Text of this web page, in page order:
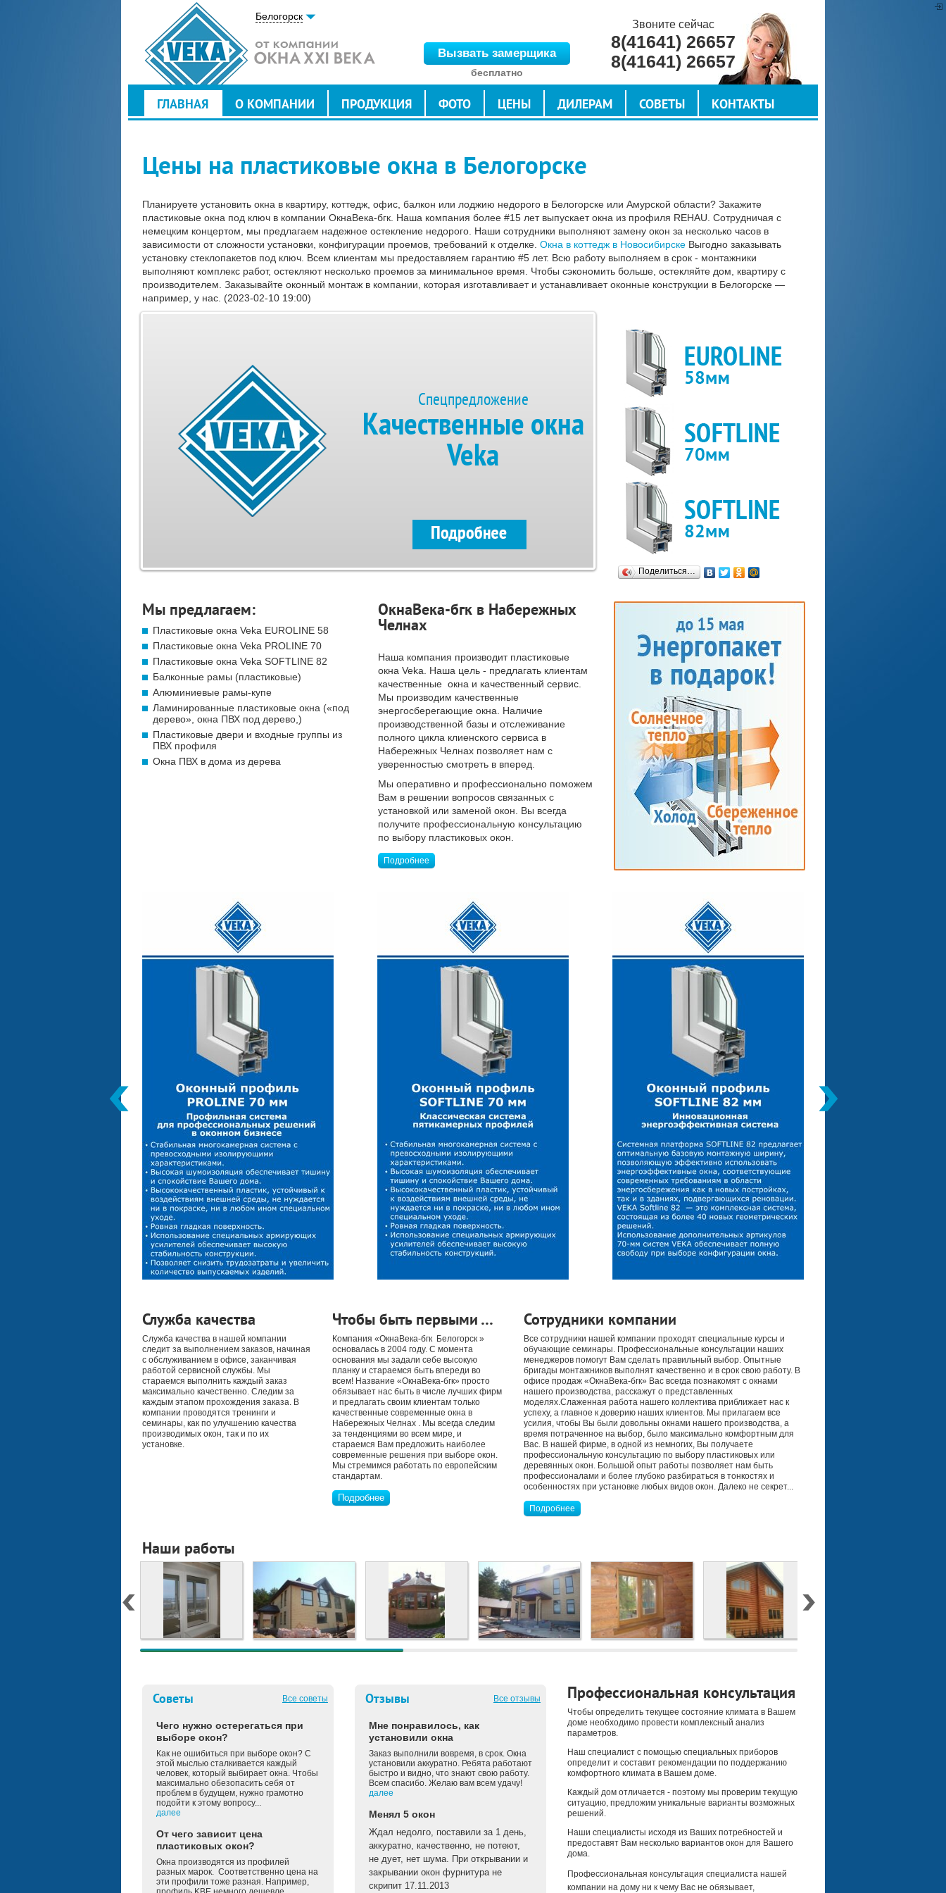
Белогорск
Звоните сейчас
8(41641) 26657
8(41641) 26657
Вызвать замерщика
бесплатно
ГЛАВНАЯ О КОМПАНИИ ПРОДУКЦИЯ ФОТО ЦЕНЫ ДИЛЕРАМ СОВЕТЫ КОНТАКТЫ
Цены на пластиковые окна в Белогорске
Планируете установить окна в квартиру, коттедж, офис, балкон или лоджию недорого в Белогорске или Амурской области? Закажите
пластиковые окна под ключ в компании ОкнаВека-бгк. Наша компания более #15 лет выпускает окна из профиля REHAU. Сотрудничая с
немецким концертом, мы предлагаем надежное остекление недорого. Наши сотрудники выполняют замену окон за несколько часов в
зависимости от сложности установки, конфигурации проемов, требований к отделке. Окна в коттедж в Новосибирске Выгодно заказывать
установку стеклопакетов под ключ. Всем клиентам мы предоставляем гарантию #5 лет. Всю работу выполняем в срок - монтажники
выполняют комплекс работ, остекляют несколько проемов за минимальное время. Чтобы сэкономить больше, остекляйте дом, квартиру с
производителем. Заказывайте оконный монтаж в компании, которая изготавливает и устанавливает оконные конструкции в Белогорске —
например, у нас. (2023-02-10 19:00)
Спецпредложение
Качественные окна
Veka
Поделиться…
Мы предлагаем:
Пластиковые окна Veka EUROLINE 58
Пластиковые окна Veka PROLINE 70
Пластиковые окна Veka SOFTLINE 82
Балконные рамы (пластиковые)
Алюминиевые рамы-купе
Ламинированные пластиковые окна («под
дерево», окна ПВХ под дерево,)
Пластиковые двери и входные группы из
ПВХ профиля
Окна ПВХ в дома из дерева
ОкнаВека-бгк в Набережных
Челнах
Наша компания производит пластиковые
окна Veka. Наша цель - предлагать клиентам
качественные окна и качественный сервис.
Мы производим качественные
энергосберегающие окна. Наличие
производственной базы и отслеживание
полного цикла клиенского сервиса в
Набережных Челнах позволяет нам с
уверенностью смотреть в вперед.
Мы оперативно и профессионально поможем
Вам в решении вопросов связанных с
установкой или заменой окон. Вы всегда
получите профессиональную консультацию
по выбору пластиковых окон.
Подробнее
Служба качества
Служба качества в нашей компании
следит за выполнением заказов, начиная
с обслуживанием в офисе, заканчивая
работой сервисной службы. Мы
стараемся выполнить каждый заказ
максимально качественно. Следим за
каждым этапом прохождения заказа. В
компании проводятся тренинги и
семинары, как по улучшению качества
производимых окон, так и по их
установке.
Чтобы быть первыми …
Компания «ОкнаВека-бгк Белогорск »
основалась в 2004 году. С момента
основания мы задали себе высокую
планку и стараемся быть впереди во
всем! Название «ОкнаВека-бгк» просто
обязывает нас быть в числе лучших фирм
и предлагать своим клиентам только
качественные современные окна в
Набережных Челнах . Мы всегда следим
за тенденциями во всем мире, и
стараемся Вам предложить наиболее
современные решения при выборе окон.
Мы стремимся работать по европейским
стандартам.
Подробнее
Сотрудники компании
Все сотрудники нашей компании проходят специальные курсы и
обучающие семинары. Профессиональные консультации наших
менеджеров помогут Вам сделать правильный выбор. Опытные
бригады монтажников выполнят качественно и в срок свою работу. В
офисе продаж «ОкнаВека-бгк» Вас всегда познакомят с окнами
нашего производства, расскажут о представленных
моделях.Слаженная работа нашего коллектива приближает нас к
успеху, а главное к доверию наших клиентов. Мы прилагаем все
усилия, чтобы Вы были довольны окнами нашего производства, а
время потраченное на выбор, было максимально комфортным для
Вас. В нашей фирме, в одной из немногих, Вы получаете
профессиональную консультацию по выбору пластиковых или
деревянных окон. Большой опыт работы позволяет нам быть
профессионалами и более глубоко разбираться в тонкостях и
особенностях при установке любых видов окон. Далеко не секрет...
Подробнее
Наши работы
Советы Все советы
Чего нужно остерегаться при
выборе окон?
Как не ошибиться при выборе окон? С
этой мыслью сталкивается каждый
человек, который выбирает окна. Чтобы
максимально обезопасить себя от
проблем в будущем, нужно грамотно
подойти к этому вопросу...
далее
От чего зависит цена
пластиковых окон?
Окна производятся из профилей
разных марок. Соответственно цена на
эти профили тоже разная. Например,
Отзывы Все отзывы
Мне понравилось, как
установили окна
Заказ выполнили вовремя, в срок. Окна
установили аккуратно. Ребята работают
быстро и видно, что знают свою работу.
Всем спасибо. Желаю вам всем удачу!
далее
Менял 5 окон
Ждал недолго, поставили за 1 день,
аккуратно, качественно, не потеют,
не дует, нет шума. При открывании и
закрывании окон фурнитура не
скрипит 17.11.2013
Профессиональная консультация
Чтобы определить текущее состояние климата в Вашем
доме необходимо провести комплексный анализ
параметров.
Наш специалист с помощью специальных приборов
определит и составит рекомендации по поддержанию
комфортного климата в Вашем доме.
Каждый дом отличается - поэтому мы проверим текущую
ситуацию, предложим уникальные варианты возможных
решений.
Наши специалисты исходя из Ваших потребностей и
предоставят Вам несколько вариантов окон для Вашего
дома.
Профессиональная консультация специалиста нашей
компании на дому ни к чему Вас не обязывает,